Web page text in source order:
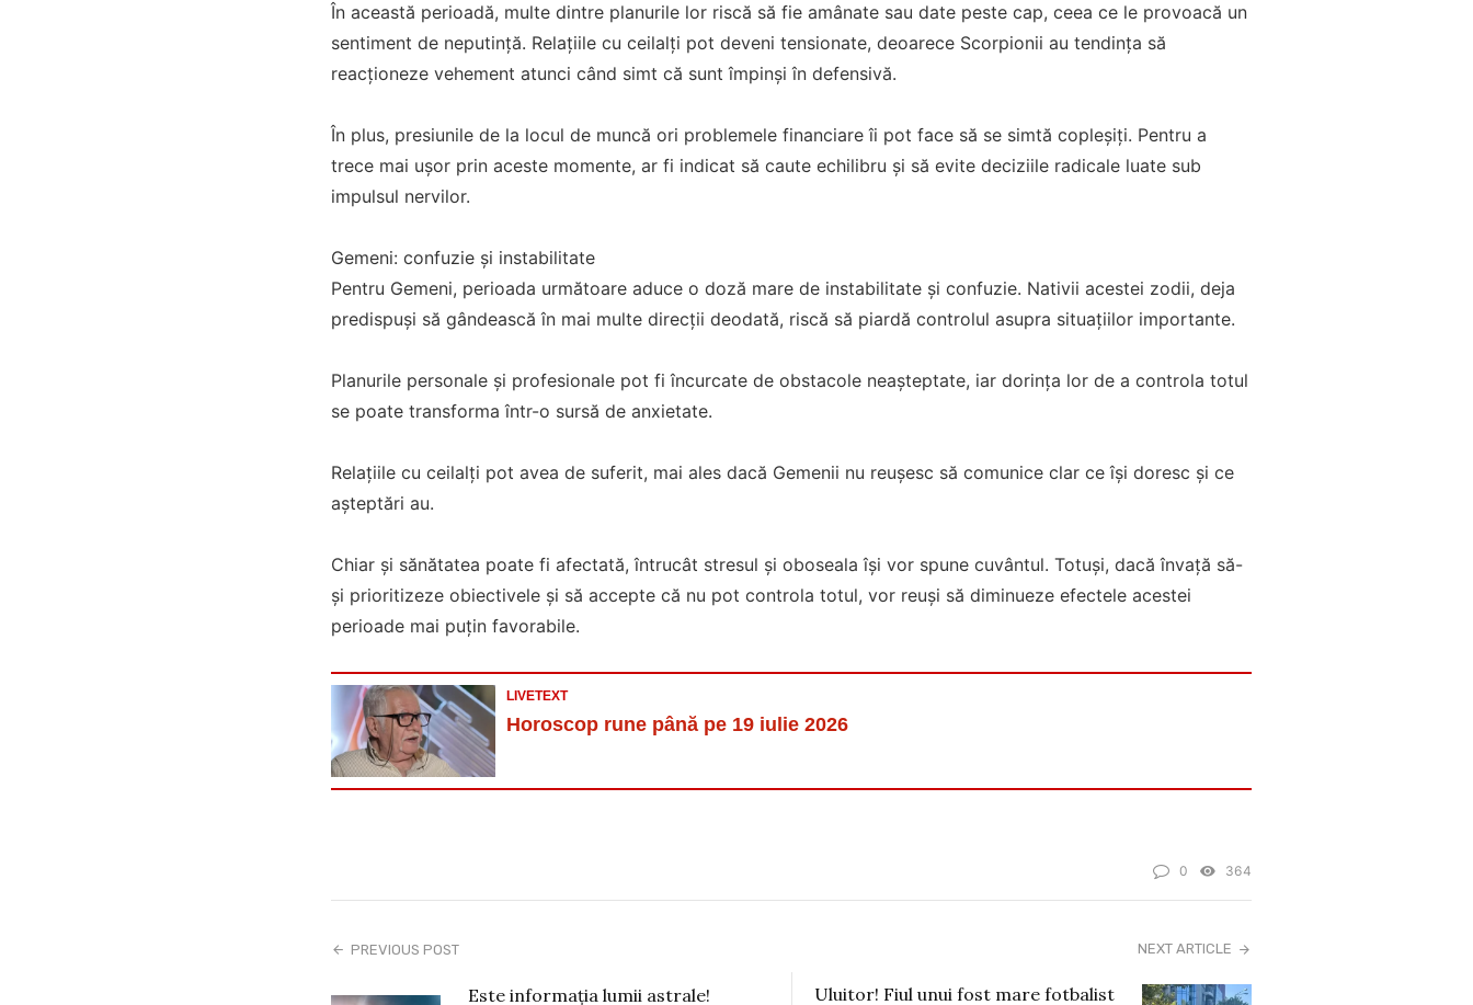
În această perioadă, multe dintre planurile lor riscă să fie amânate sau date peste cap, ceea ce le provoacă un
sentiment de neputință. Relațiile cu ceilalți pot deveni tensionate, deoarece Scorpionii au tendința să
reacționeze vehement atunci când simt că sunt împinși în defensivă.
În plus, presiunile de la locul de muncă ori problemele financiare îi pot face să se simtă copleșiți. Pentru a
trece mai ușor prin aceste momente, ar fi indicat să caute echilibru și să evite deciziile radicale luate sub
impulsul nervilor.
Gemeni: confuzie și instabilitate
Pentru Gemeni, perioada următoare aduce o doză mare de instabilitate și confuzie. Nativii acestei zodii, deja
predispuși să gândească în mai multe direcții deodată, riscă să piardă controlul asupra situațiilor importante.
Planurile personale și profesionale pot fi încurcate de obstacole neașteptate, iar dorința lor de a controla totul
se poate transforma într-o sursă de anxietate.
Relațiile cu ceilalți pot avea de suferit, mai ales dacă Gemenii nu reușesc să comunice clar ce își doresc și ce
așteptări au.
Chiar și sănătatea poate fi afectată, întrucât stresul și oboseala își vor spune cuvântul. Totuși, dacă învață să-
și prioritizeze obiectivele și să accepte că nu pot controla totul, vor reuși să diminueze efectele acestei
perioade mai puțin favorabile.
LIVETEXT
Horoscop rune până pe 19 iulie 2026
0 364
PREVIOUS POST
Este informația lumii astrale!
NEXT ARTICLE
Uluitor! Fiul unui fost mare fotbalist